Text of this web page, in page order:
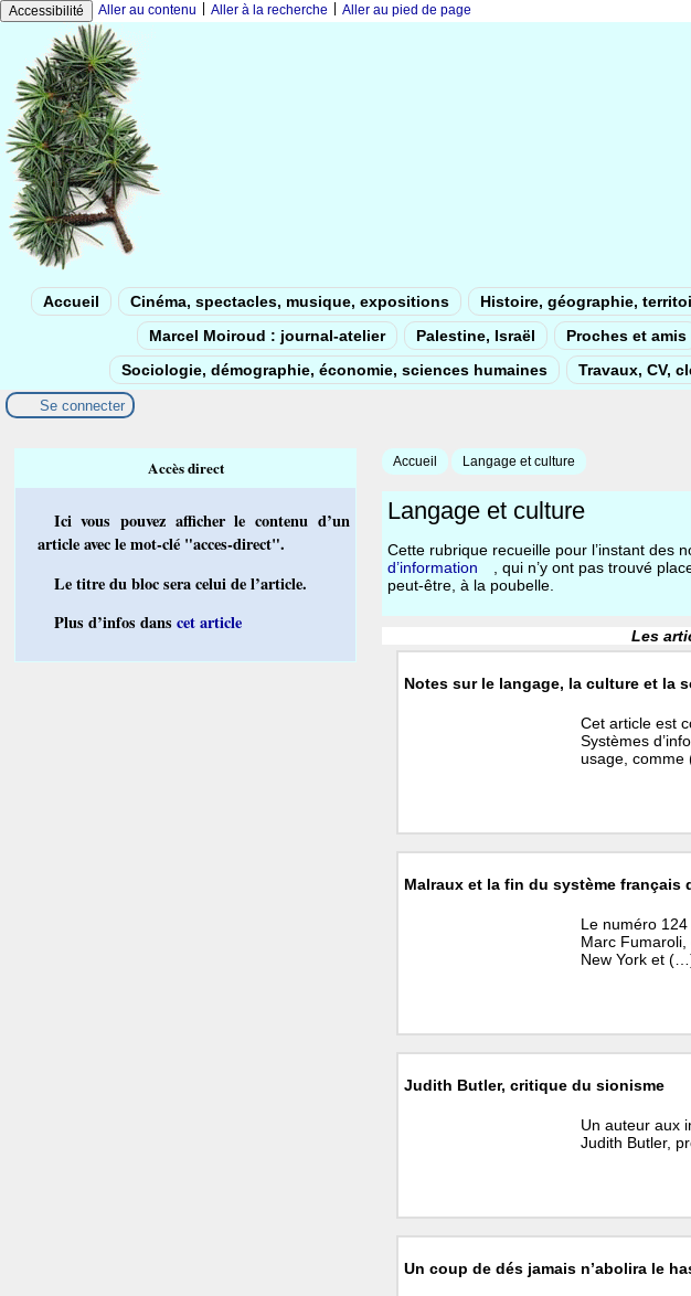
Accessibilité Aller au contenu Aller à la recherche Aller au pied de page
Accueil Cinéma, spectacles, musique, expositions Histoire, géographie,
Marcel Moiroud : journal-atelier
Palestine, Israël Proches et amis
Sociologie, démographie, économie, sciences humaines
Travaux, CV,
Se connecter
Accueil Langage et culture
Langage et culture
Cette rubrique recueille pour l’instant des
d’information
, qui n’y ont pas trouvé
peut-être, à la poubelle.
Les
Notes sur le langage, la culture et la
Cet article est
Systèmes
usage,
Malraux et la fin du système français
Le numéro
Marc
New York et
Judith Butler, critique du sionisme
Un auteur aux
Judith Butler,
Un coup de dés jamais n’abolira le
Accès direct
Ici vous pouvez afficher le contenu d’un
article avec le mot-clé "acces-direct".
Le titre du bloc sera celui de l’article.
Plus d’infos dans cet article